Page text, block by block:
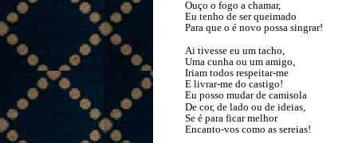
Ouço o fogo a chamar,
Eu tenho de ser queimado
Para que o é novo possa singrar!
Ai tivesse eu um tacho,
Uma cunha ou um amigo,
Iriam todos respeitar-me
E livrar-me do castigo!
Eu posso mudar de camisola
De cor, de lado ou de ideias,
Se é para ficar melhor
Encanto-vos como as sereias!